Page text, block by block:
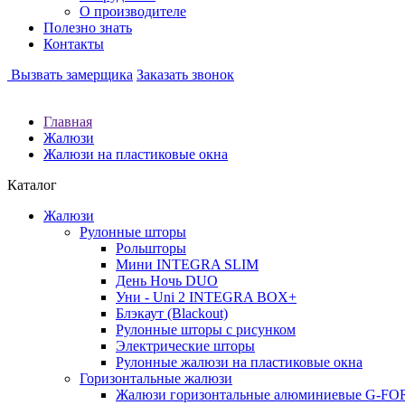
О производителе
Полезно знать
Контакты
Вызвать замерщика Заказать звонок
Главная
Жалюзи
Жалюзи на пластиковые окна
Каталог
Жалюзи
Рулонные шторы
Рольшторы
Мини INTEGRA SLIM
День Ночь DUO
Уни - Uni 2 INTEGRA BOX+
Блэкаут (Blackout)
Рулонные шторы с рисунком
Электрические шторы
Рулонные жалюзи на пластиковые окна
Горизонтальные жалюзи
Жалюзи горизонтальные алюминиевые G-